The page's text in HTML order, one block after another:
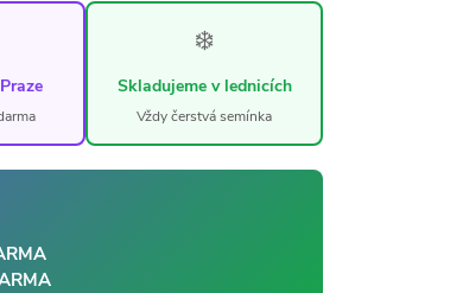
❄️
Skladujeme v lednicích
Vždy čerstvá semínka